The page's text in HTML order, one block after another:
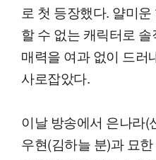
로 첫 등장했다. 얄미
할 수 없는 캐릭터로
매력을 여과 없이 드러
사로잡았다.
이날 방송에서 은나라(
우현(김하늘 분)과 묘